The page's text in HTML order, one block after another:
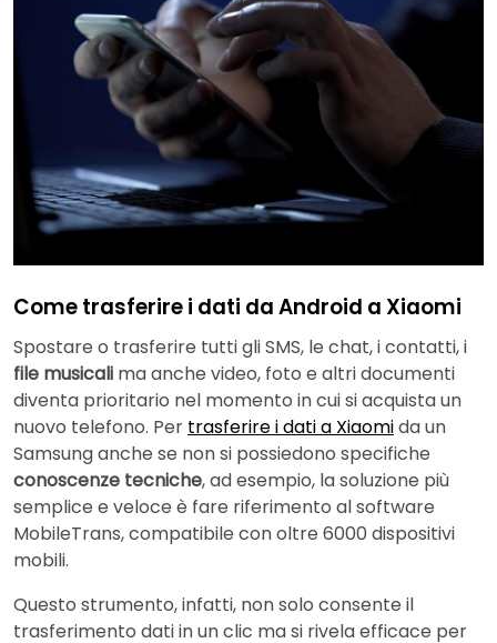
Come trasferire i dati da Android a Xiaomi
Spostare o trasferire tutti gli SMS, le chat, i contatti, i
file musicali ma anche video, foto e altri documenti
diventa prioritario nel momento in cui si acquista un
nuovo telefono. Per trasferire i dati a Xiaomida un
Samsung anche se non si possiedono specifiche
conoscenze tecniche, ad esempio, la soluzione più
semplice e veloce è fare riferimento al software
MobileTrans, compatibile con oltre 6000 dispositivi
mobili.
Questo strumento, infatti, non solo consente il
trasferimento dati in un clic ma si rivela efficace per